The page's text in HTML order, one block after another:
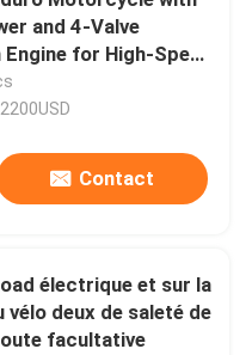
and 4-Valve
for High-Speed
Bike
Contact
électrique et sur la
vélo deux de saleté de
facultative